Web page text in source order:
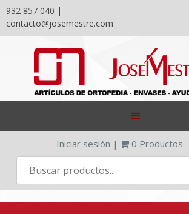
932 857 040 |
contacto@josemestre.com
content
Iniciar sesión | 0 Productos -